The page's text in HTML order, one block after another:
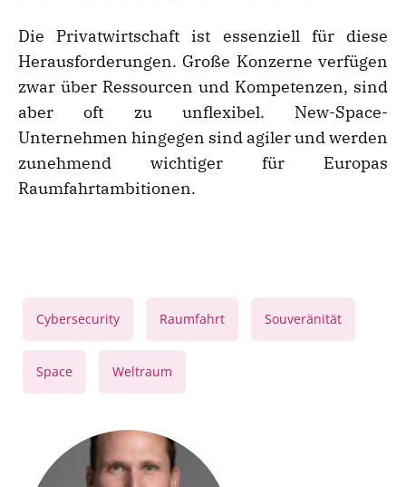
Die Privatwirtschaft ist essenziell für diese
Herausforderungen. Große Konzerne verfügen
zwar über Ressourcen und Kompetenzen, sind
aber oft zu unflexibel. New-Space-
Unternehmen hingegen sind agiler und werden
zunehmend wichtiger für Europas
Raumfahrtambitionen.
Cybersecurity Raumfahrt Souveränität
Space Weltraum